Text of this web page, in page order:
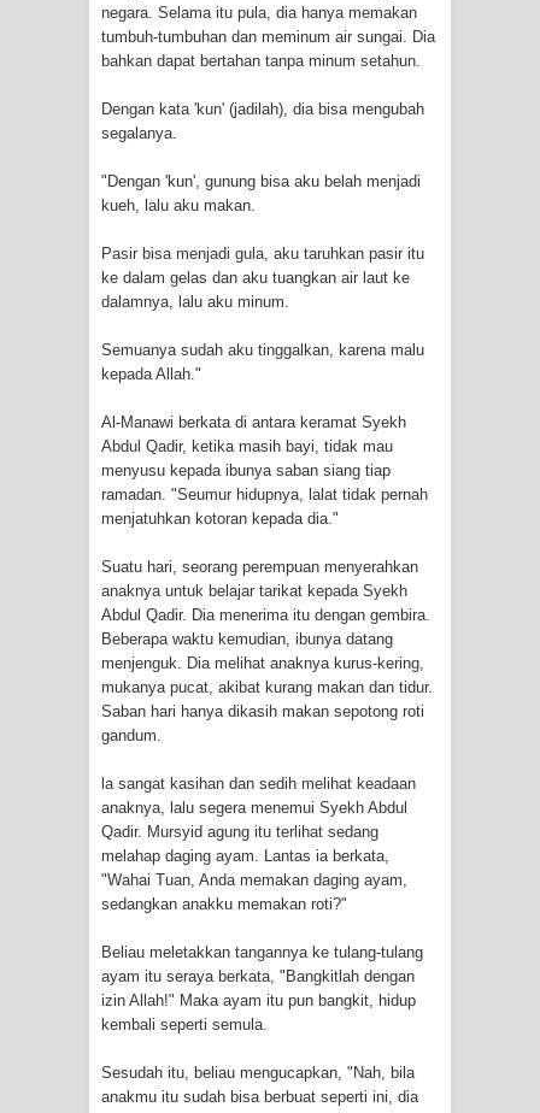
negara. Selama itu pula, dia hanya memakan
tumbuh-tumbuhan dan meminum air sungai. Dia
bahkan dapat bertahan tanpa minum setahun.
Dengan kata 'kun' (jadilah), dia bisa mengubah
segalanya.
"Dengan 'kun', gunung bisa aku belah menjadi
kueh, lalu aku makan.
Pasir bisa menjadi gula, aku taruhkan pasir itu
ke dalam gelas dan aku tuangkan air laut ke
dalamnya, lalu aku minum.
Semuanya sudah aku tinggalkan, karena malu
kepada Allah."
Al-Manawi berkata di antara keramat Syekh
Abdul Qadir, ketika masih bayi, tidak mau
menyusu kepada ibunya saban siang tiap
ramadan. "Seumur hidupnya, lalat tidak pernah
menjatuhkan kotoran kepada dia."
Suatu hari, seorang perempuan menyerahkan
anaknya untuk belajar tarikat kepada Syekh
Abdul Qadir. Dia menerima itu dengan gembira.
Beberapa waktu kemudian, ibunya datang
menjenguk. Dia melihat anaknya kurus-kering,
mukanya pucat, akibat kurang makan dan tidur.
Saban hari hanya dikasih makan sepotong roti
gandum.
la sangat kasihan dan sedih melihat keadaan
anaknya, lalu segera menemui Syekh Abdul
Qadir. Mursyid agung itu terlihat sedang
melahap daging ayam. Lantas ia berkata,
"Wahai Tuan, Anda memakan daging ayam,
sedangkan anakku memakan roti?"
Beliau meletakkan tangannya ke tulang-tulang
ayam itu seraya berkata, "Bangkitlah dengan
izin Allah!" Maka ayam itu pun bangkit, hidup
kembali seperti semula.
Sesudah itu, beliau mengucapkan, "Nah, bila
anakmu itu sudah bisa berbuat seperti ini, dia